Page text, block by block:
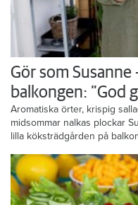
Gör som
balkongen: ”God
Aromatiska örter, krispig
midsommar nalkas plockar
lilla köksträdgården på